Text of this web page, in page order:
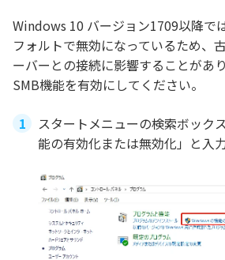
Windows 10 バージョン1709以降で
フォルトで無効になっているため、
ーバーとの接続に影響することがあ
SMB機能を有効にしてください。
スタートメニューの検索ボック
能の有効化または無効化」と入